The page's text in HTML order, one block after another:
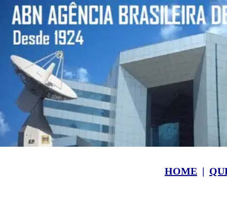
HOME |